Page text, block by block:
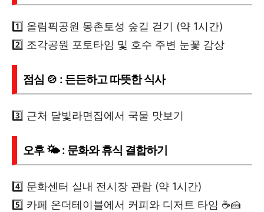
1️⃣ 올림픽공원 몽촌토성 숲길 걷기 (약 1시간)
2️⃣ 조각공원 포토타임 및 호수 주변 눈꽃 감상
점심 🍲 : 든든하고 따뜻한 식사
3️⃣ 근처 달빛라면집에서 국물 맛보기
오후 🌤 : 문화와 휴식 결합하기
4️⃣ 문화센터 실내 전시장 관람 (약 1시간)
5️⃣ 카페 온더테이블에서 커피와 디저트 타임 ☕🍰